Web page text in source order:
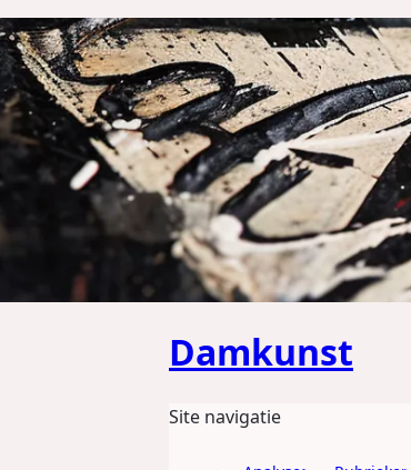
GA DIRECT NAAR DE CONTENT
Damkunst
Site navigatie